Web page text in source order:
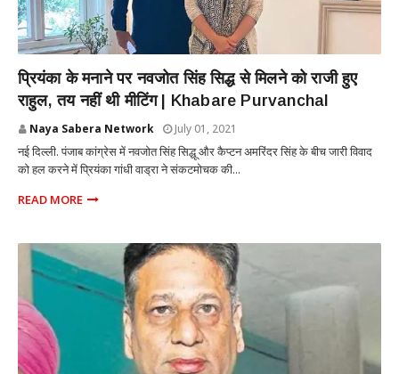
प्रियंका के मनाने पर नवजोत सिंह सिद्ध से मिलने को राजी हुए
राहुल, तय नहीं थी मीटिंग | Khabare Purvanchal
Naya Sabera Network July 01, 2021
नई दिल्ली. पंजाब कांग्रेस में नवजोत सिंह सिद्धू और कैप्टन अमरिंदर सिंह के बीच जारी विवाद
को हल करने में प्रियंका गांधी वाड्रा ने संकटमोचक की...
READ MORE